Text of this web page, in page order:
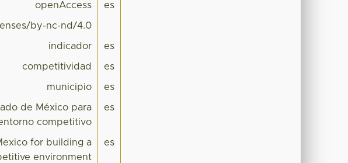
openAccess es
by-nc-nd/4.0
indicador es
competitividad es
municipio es
de México para
competitivo
es
for building a
environment
es